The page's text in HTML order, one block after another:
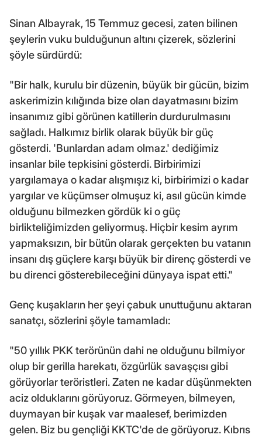
Sinan Albayrak, 15 Temmuz gecesi, zaten bilinen
şeylerin vuku bulduğunun altını çizerek, sözlerini
şöyle sürdürdü:
"Bir halk, kurulu bir düzenin, büyük bir gücün, bizim
askerimizin kılığında bize olan dayatmasını bizim
insanımız gibi görünen katillerin durdurulmasını
sağladı. Halkımız birlik olarak büyük bir güç
gösterdi. 'Bunlardan adam olmaz.' dediğimiz
insanlar bile tepkisini gösterdi. Birbirimizi
yargılamaya o kadar alışmışız ki, birbirimizi o kadar
yargılar ve küçümser olmuşuz ki, asıl gücün kimde
olduğunu bilmezken gördük ki o güç
birlikteliğimizden geliyormuş. Hiçbir kesim ayrım
yapmaksızın, bir bütün olarak gerçekten bu vatanın
insanı dış güçlere karşı büyük bir direnç gösterdi ve
bu direnci gösterebileceğini dünyaya ispat etti."
Genç kuşakların her şeyi çabuk unuttuğunu aktaran
sanatçı, sözlerini şöyle tamamladı:
"50 yıllık PKK terörünün dahi ne olduğunu bilmiyor
olup bir gerilla harekatı, özgürlük savaşçısı gibi
görüyorlar teröristleri. Zaten ne kadar düşünmekten
aciz olduklarını görüyoruz. Görmeyen, bilmeyen,
duymayan bir kuşak var maalesef, berimizden
gelen. Biz bu gençliği KKTC'de de görüyoruz. Kıbrıs